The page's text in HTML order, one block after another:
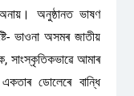
অনুষ্ঠানত ভাষণ
ভাওনা অসমৰ জাতীয়
সাংস্কৃতিকভাৱে আমাৰ
ডোলেৰে বান্ধি